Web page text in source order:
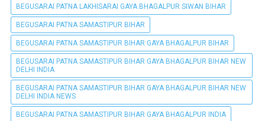
BEGUSARAI PATNA LAKHISARAI GAYA BHAGALPUR SIWAN BIHAR
BEGUSARAI PATNA SAMASTIPUR BIHAR
BEGUSARAI PATNA SAMASTIPUR BIHAR GAYA BHAGALPUR BIHAR
BEGUSARAI PATNA SAMASTIPUR BIHAR GAYA BHAGALPUR BIHAR NEW
DELHI INDIA
BEGUSARAI PATNA SAMASTIPUR BIHAR GAYA BHAGALPUR BIHAR NEW
DELHI INDIA NEWS
BEGUSARAI PATNA SAMASTIPUR BIHAR GAYA BHAGALPUR INDIA